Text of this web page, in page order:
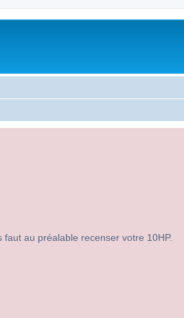
au préalable recenser votre 10HP.